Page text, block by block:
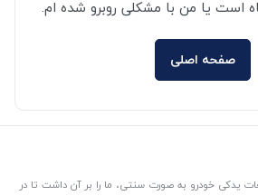
است یا من با مشکلی روبرو شده ام.
صفحه اصلی
یدکی خودرو به صورت سنتی، ما را بر آن داشت تا در